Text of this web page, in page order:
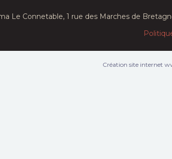
Le Connetable, 1 rue des Marches de
Création site internet